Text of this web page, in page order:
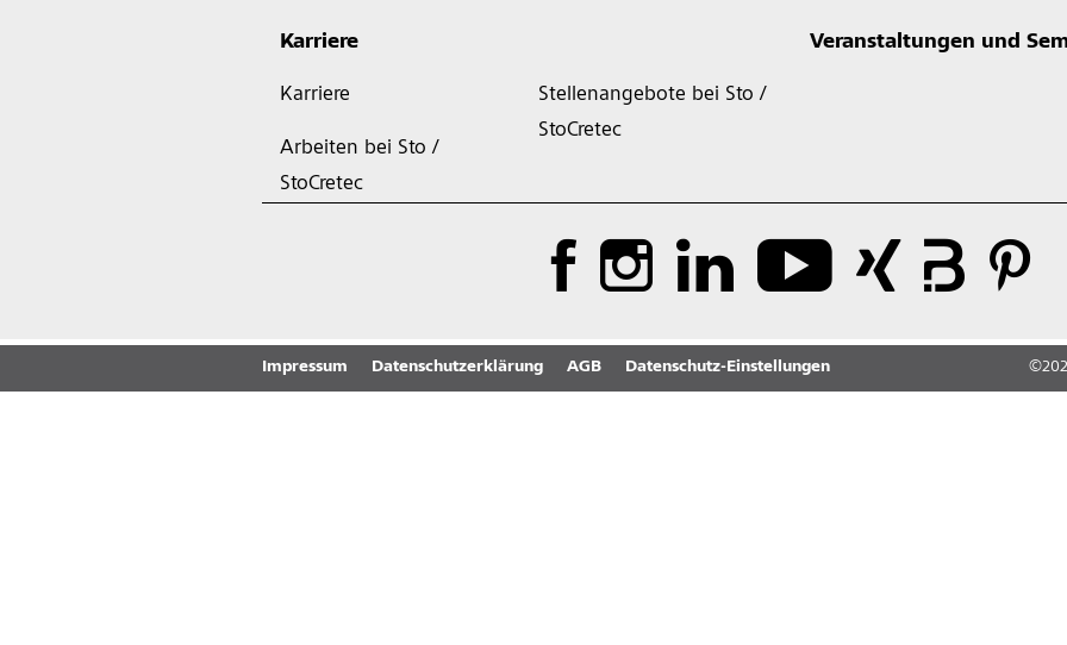
Karriere
Karriere
Arbeiten bei Sto /
StoCretec
Stellenangebote bei Sto /
StoCretec
Veranstaltungen und
Impressum Datenschutzerklärung AGB Datenschutz-Einstellungen ©